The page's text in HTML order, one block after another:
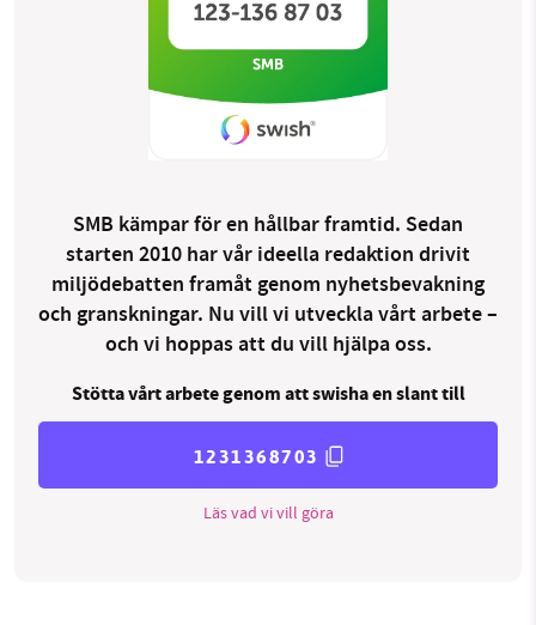
SMB kämpar för en hållbar framtid. Sedan
starten 2010 har vår ideella redaktion drivit
miljödebatten framåt genom nyhetsbevakning
och granskningar. Nu vill vi utveckla vårt arbete –
och vi hoppas att du vill hjälpa oss.
Stötta vårt arbete genom att swisha en slant till
1231368703
Läs vad vi vill göra